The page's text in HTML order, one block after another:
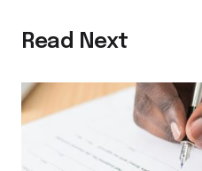
Read Next